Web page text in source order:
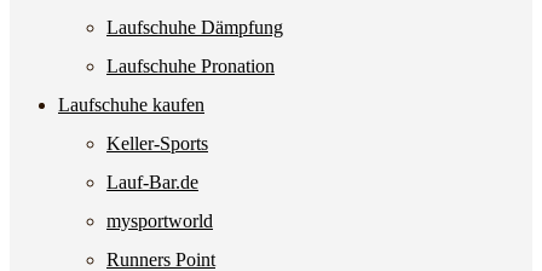
Laufschuhe Dämpfung
Laufschuhe Pronation
Laufschuhe kaufen
Keller-Sports
Lauf-Bar.de
mysportworld
Runners Point